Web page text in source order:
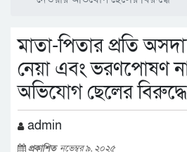
মাতা-পিতার প্রতি
নেয়া এবং ভরণপোষণ
অভিযোগ ছেলের বিরুদ্ধে
admin
প্রকাশিত নভেম্বর ৯, ২০২৫